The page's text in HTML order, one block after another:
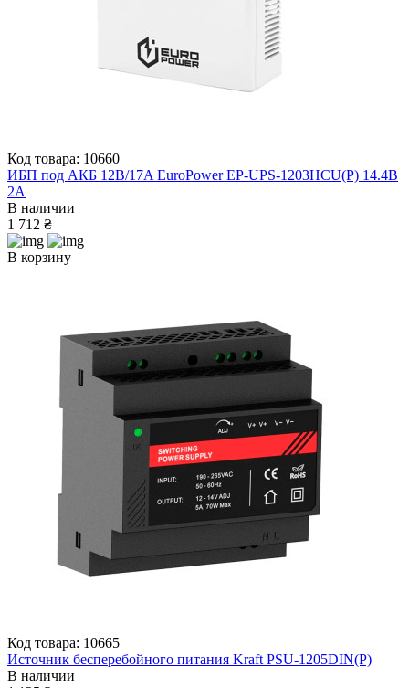
Код товара: 10660
ИБП под АКБ 12В/17A EuroPower EP-UPS-1203HCU(P) 14.4В
2А
В наличии
1 712 ₴
В корзину
Код товара: 10665
Источник бесперебойного питания Kraft PSU-1205DIN(P)
В наличии